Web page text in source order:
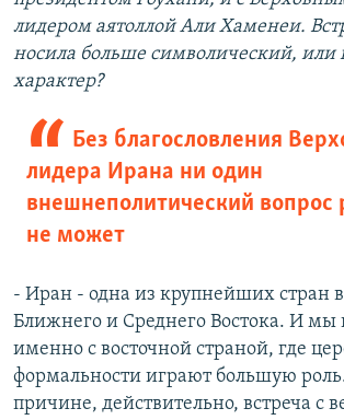
лидером аятоллой Али Хаменеи.
носила больше символический, или
характер?
Без благословления
лидера Ирана ни один
внешнеполитический вопрос
не может
- Иран - одна из крупнейших стран
Ближнего и Среднего Востока. И мы
именно с восточной страной, где
формальности играют большую
причине, действительно, встреча с